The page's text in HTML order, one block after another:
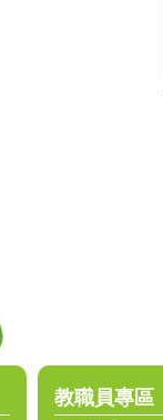
教職員專區